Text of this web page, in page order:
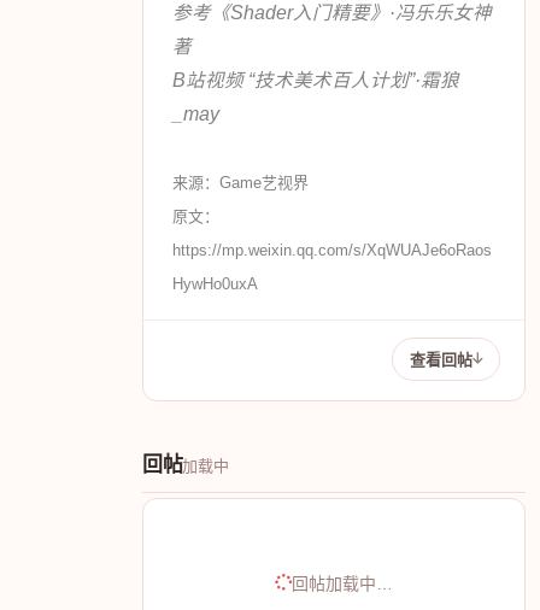
参考《Shader入门精要》·冯乐乐女神
著
B站视频 “技术美术百人计划”·霜狼
_may
来源：Game艺视界
原文：
https://mp.weixin.qq.com/s/XqWUAJe6oRaos
HywHo0uxA
查看回帖
回帖加载中
回帖加载中…